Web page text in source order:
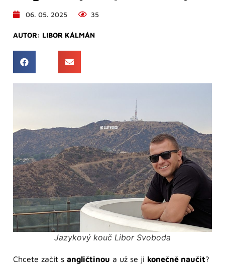
06. 05. 2025 35
AUTOR: LIBOR KÁLMÁN
Jazykový kouč Libor Svoboda
Chcete začít s angličtinou a už se ji konečně naučit?